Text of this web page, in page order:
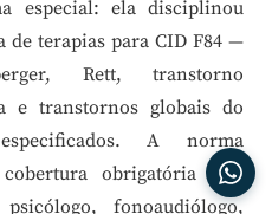
especial: ela disciplinou
de terapias para CID F84 —
Rett, transtorno
e transtornos globais do
A norma
obrigatória sem
fonoaudiólogo,